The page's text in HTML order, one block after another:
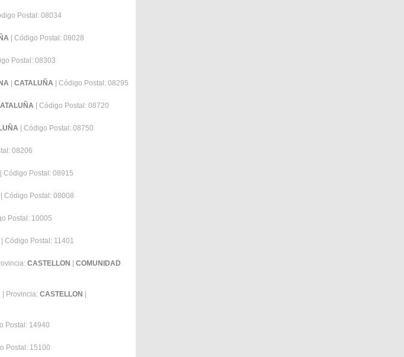
Postal: 08034
| Código Postal: 08028
Postal: 08303
CATALUÑA | Código Postal: 08295
| Código Postal: 08720
| Código Postal: 08750
08206
| Código Postal: 08915
| Código Postal: 08008
Postal: 10005
| Código Postal: 11401
CASTELLON
COMUNIDAD
| Provincia: CASTELLON
Postal: 14940
Postal: 15100